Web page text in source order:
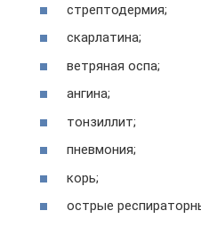
стрептодермия;
скарлатина;
ветряная оспа;
ангина;
тонзиллит;
пневмония;
корь;
острые